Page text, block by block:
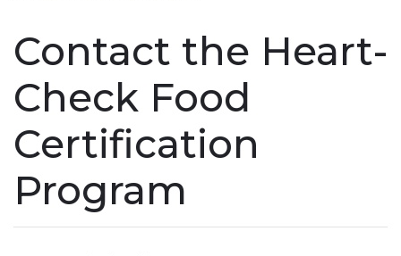
Contact the Heart-
Check Food
Certification
Program